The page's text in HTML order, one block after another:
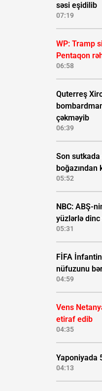
səsi eşidilib
07:19
WP: Tramp
Pentaqon
06:58
Quterreş
çəkməyib
06:39
Son sutkada
boğazından
05:52
NBC: ABŞ-
yüzlərlə
05:31
FİFA
nüfuzunu
04:59
Vens
etiraf edib
04:35
Yaponiyada
04:13